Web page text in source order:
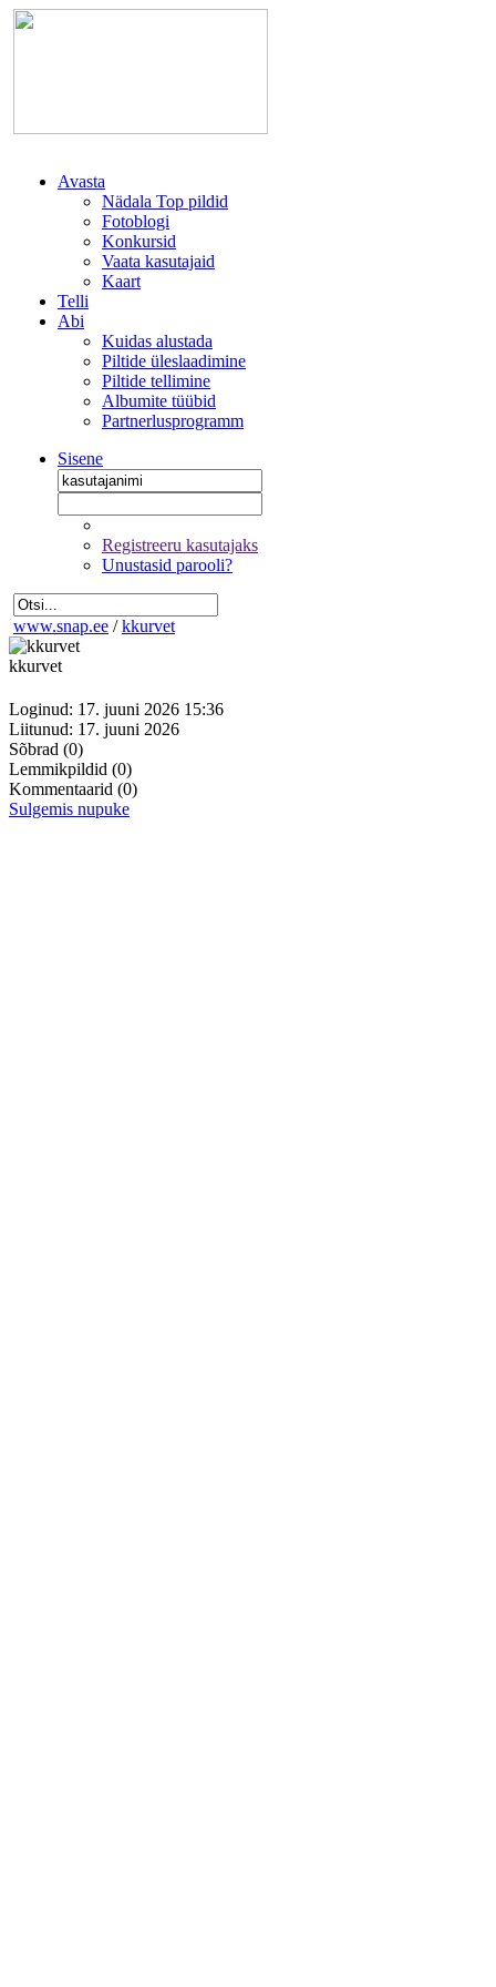
Avasta
Nädala Top pildid
Fotoblogi
Konkursid
Vaata kasutajaid
Kaart
Telli
Abi
Kuidas alustada
Piltide üleslaadimine
Piltide tellimine
Albumite tüübid
Partnerlusprogramm
Sisene
Registreeru kasutajaks
Unustasid parooli?
www.snap.ee / kkurvet
kkurvet
Loginud: 17. juuni 2026 15:36
Liitunud: 17. juuni 2026
Sõbrad (0)
Lemmikpildid (0)
Kommentaarid (0)
Sulgemis nupuke